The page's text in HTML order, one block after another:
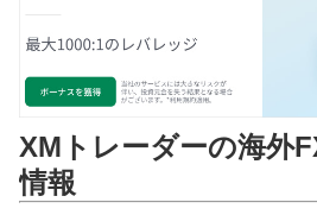
XMトレーダーの海
情報